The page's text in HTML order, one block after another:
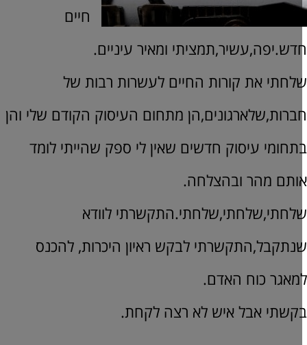
חיים
ומאיר עיניים.
את קורות החיים לעשרות רבות של
מתחום העיסוק הקודם שלי והן
עיסוק חדשים שאין לי ספק שהייתי לומד
מהר ובהצלחה.
לוודא
לבקש ראיון היכרות, להכנס
כוח האדם.
אבל איש לא רצה לקחת.